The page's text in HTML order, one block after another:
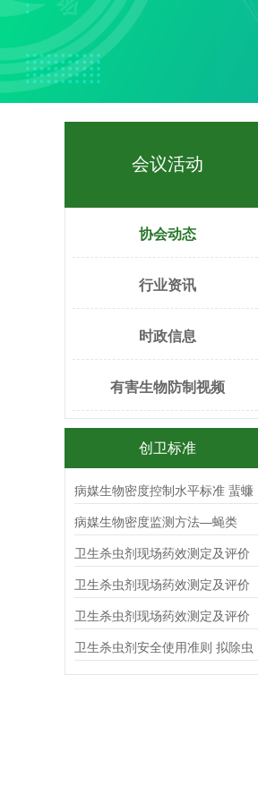
会议活动
协会动态
行业资讯
时政信息
有害生物防制视频
创卫标准
病媒生物密度控制水平标准 蜚蠊
病媒生物密度监测方法—蝇类
卫生杀虫剂现场药效测定及评价
杀蟑毒（胶）饵
卫生杀虫剂现场药效测定及评价
气雾剂
卫生杀虫剂现场药效测定及评价
喷射剂
卫生杀虫剂安全使用准则 拟除虫
菊酯类